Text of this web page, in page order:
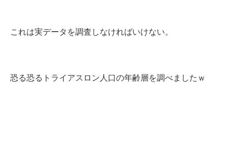
これは実データを調査しなければいけない。
恐る恐るトライアスロン人口の年齢層を調べましたｗ